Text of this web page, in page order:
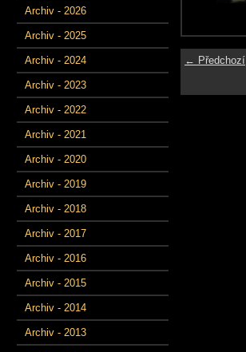
Archiv - 2026
Archiv - 2025
Archiv - 2024
Archiv - 2023
Archiv - 2022
Archiv - 2021
Archiv - 2020
Archiv - 2019
Archiv - 2018
Archiv - 2017
Archiv - 2016
Archiv - 2015
Archiv - 2014
Archiv - 2013
← Předchozí